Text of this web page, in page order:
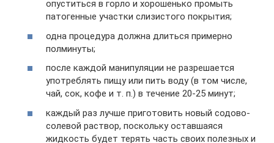
опуститься в горло и хорошенько промыть
патогенные участки слизистого покрытия;
одна процедура должна длиться примерно
полминуты;
после каждой манипуляции не разрешается
употреблять пищу или пить воду (в том числе,
чай, сок, кофе и т. п.) в течение 20-25 минут;
каждый раз лучше приготовить новый содово-
солевой раствор, поскольку оставшаяся
жидкость будет терять часть своих полезных и